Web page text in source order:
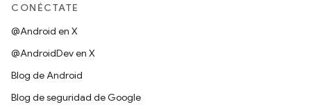
CONÉCTATE
@Android en X
@AndroidDev en X
Blog de Android
Blog de seguridad de Google